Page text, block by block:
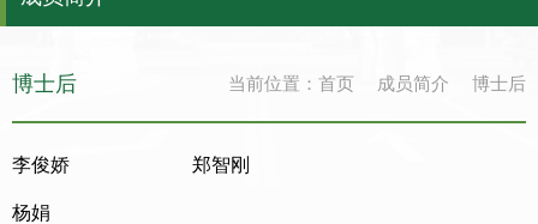
当前位置： 首页 成员简介 博士后
博士后
李俊娇 郑智刚
杨娟